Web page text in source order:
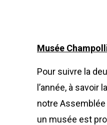
Musée
Pour suivre la
l’année, à savoir
notre Assemblée
un musée est